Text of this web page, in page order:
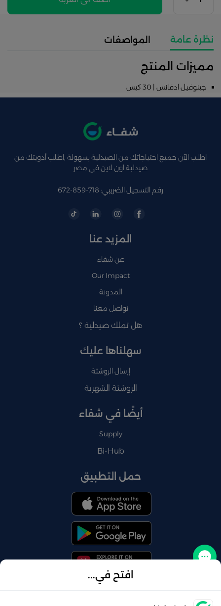
نظرة عامة المواصفات
مميزات المنتج
جينوفيل ادفانس | 30 كيس
افتح في...
اطلب الآن جميع احتياجاتك من الصيدلية بسهولة ,اطلب أدويتك من
صيدلية اون لاين فى مصر
رقم التسجيل الضريبي: 718-859-672
المزيد عنا
عن شفاء
Our Impact
المدونة
تواصل معنا
هل تملك صيدلية ؟
سهلناها عليك
إرسال الروشتة
الروشتة الشهرية
أيضًا في شفاء
Supply
Bi-Hub
حمل التطبيق
تواصل معنا